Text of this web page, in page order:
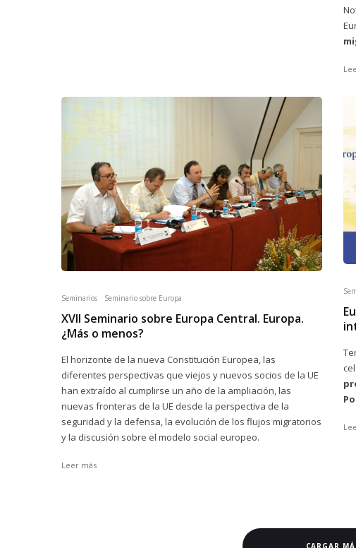
Seminarios Seminario sobre Europa
XVII Seminario sobre Europa Central. Europa.
¿Más o menos?
El horizonte de la nueva Constitución Europea, las
diferentes perspectivas que viejos y nuevos socios de la UE
han extraído al cumplirse un año de la ampliación, las
nuevas fronteras de la UE desde la perspectiva de la
seguridad y la defensa, la evolución de los flujos migratorios
y la discusión sobre el modelo social europeo.
Leer más
CARGAR